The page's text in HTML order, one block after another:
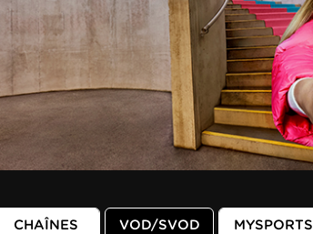
CHAÎNES VOD/SVOD MYSPORTS